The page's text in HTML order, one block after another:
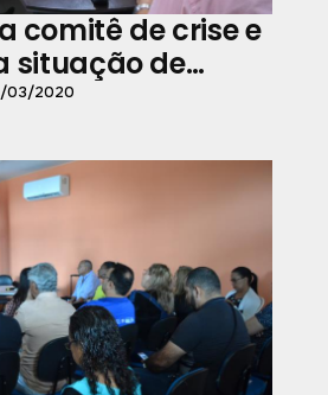
comitê de crise e
situação de
03/2020